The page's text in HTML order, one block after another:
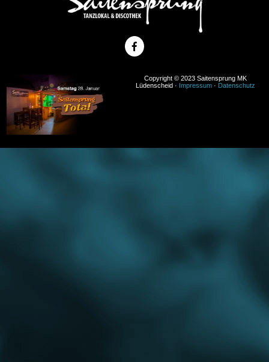
Copyright © 2023 Saitensprung MK
Lüdenscheid · Impressum · Datenschutz